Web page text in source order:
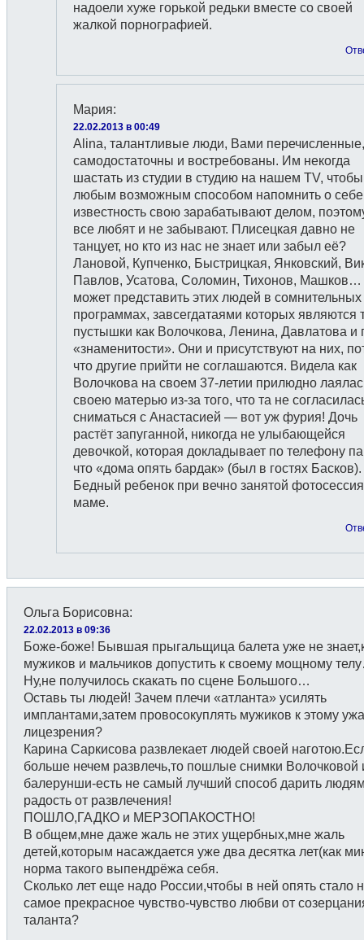
надоели хуже горькой редьки вместе со своей
жалкой порнографией.
Мария:
22.02.2013 в 00:49
Alina, талантливые люди, Вами перечисленные,
самодостаточны и востребованы. Им некогда
шастать из студии в студию на нашем TV, чтобы
любым возможным способом напомнить о
известность свою зарабатывают делом,
все любят и не забывают. Плисецкая давно не
танцует, но кто из нас не знает или забыл её?
Лановой, Купченко, Быстрицкая, Янковский,
Павлов, Усатова, Соломин, Тихонов, Машков…
может представить этих людей в сомнительных
программах, завсегдатаями которых являются
пустышки как Волочкова, Ленина, Давлатова и
«знаменитости». Они и присутствуют на них,
что другие прийти не соглашаются. Видела как
Волочкова на своем 37-летии прилюдно
своею матерью из-за того, что та не
сниматься с Анастасией — вот уж фурия! Дочь
растёт запуганной, никогда не улыбающейся
девочкой, которая докладывает по телефону
что «дома опять бардак» (был в гостях Басков).
Бедный ребенок при вечно занятой
маме.
Ольга Борисовна:
22.02.2013 в 09:36
Боже-боже! Бывшая прыгальщица балета уже не
мужиков и мальчиков допустить к своему мощному
Ну,не получилось скакать по сцене Большого…
Оставь ты людей! Зачем плечи «атланта» усилять
имплантами,затем провосокуплять мужиков к этому
лицезрения?
Карина Саркисова развлекает людей своей
больше нечем развлечь,то пошлые снимки Волочковой
балерунши-есть не самый лучший способ дарить
радость от развлечения!
ПОШЛО,ГАДКО и МЕРЗОПАКОСТНО!
В общем,мне даже жаль не этих ущербных,мне жаль
детей,которым насаждается уже два десятка лет(как
норма такого выпендрёжа себя.
Сколько лет еще надо России,чтобы в ней опять стало
самое прекрасное чувство-чувство любви от
таланта?